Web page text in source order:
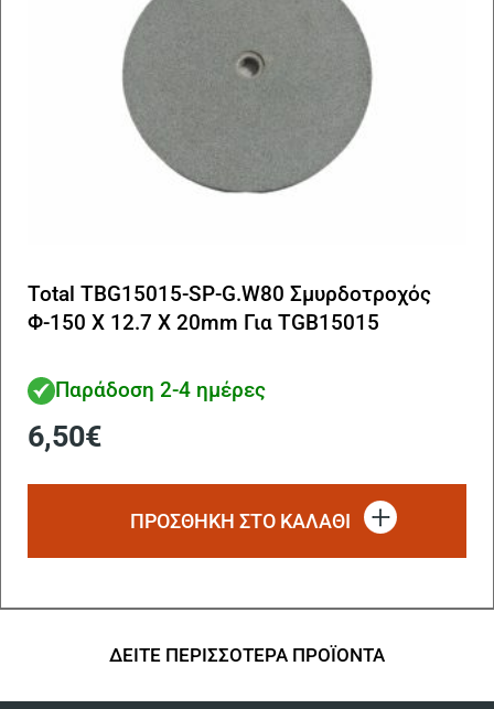
Total TBG15015-SP-G.W80 Σμυρδοτροχός
Φ-150 Χ 12.7 Χ 20mm Για TGB15015
Παράδοση 2-4 ημέρες
6,50€
ΠΡΟΣΘΗΚΗ ΣΤΟ ΚΑΛΑΘΙ
ΔΕΙΤΕ ΠΕΡΙΣΣΟΤΕΡΑ ΠΡΟΪΟΝΤΑ